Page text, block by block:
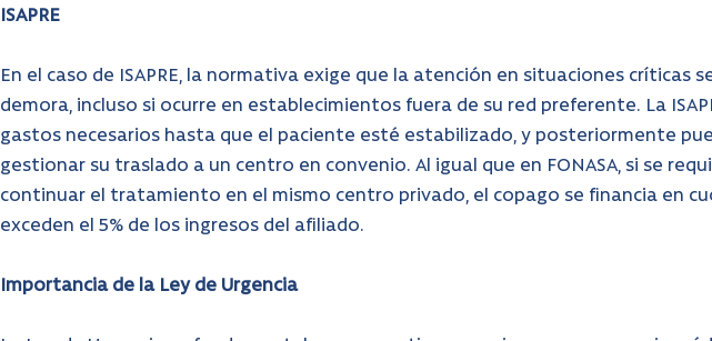
ISAPRE
En el caso de ISAPRE, la normativa exige que la atención en situaciones críticas
demora, incluso si ocurre en establecimientos fuera de su red preferente. La
gastos necesarios hasta que el paciente esté estabilizado, y posteriormente
gestionar su traslado a un centro en convenio. Al igual que en FONASA, si se
continuar el tratamiento en el mismo centro privado, el copago se financia en
exceden el 5% de los ingresos del afiliado.
Importancia de la Ley de Urgencia